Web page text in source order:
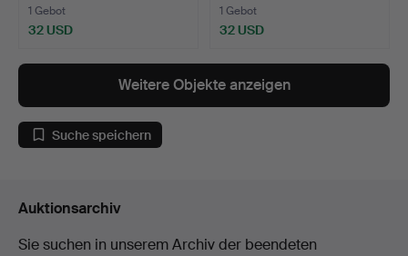
1 Gebot
32 USD
1 Gebot
32 USD
Weitere Objekte anzeigen
Suche speichern
Auktionsarchiv
Sie suchen in unserem Archiv der beendeten